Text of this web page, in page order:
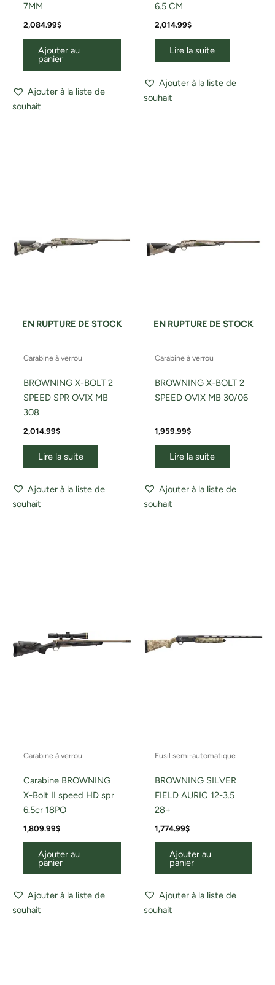
7MM
2,084.99$
Ajouter au
panier
Ajouter à la liste de
souhait
6.5 CM
2,014.99$
Lire la suite
Ajouter à la liste de
souhait
EN RUPTURE DE STOCK
Carabine à verrou
BROWNING X-BOLT 2
SPEED SPR OVIX MB
308
2,014.99$
Lire la suite
Ajouter à la liste de
souhait
EN RUPTURE DE STOCK
Carabine à verrou
BROWNING X-BOLT 2
SPEED OVIX MB 30/06
1,959.99$
Lire la suite
Ajouter à la liste de
souhait
Carabine à verrou
Carabine BROWNING
X-Bolt II speed HD spr
6.5cr 18PO
1,809.99$
Ajouter au
panier
Ajouter à la liste de
souhait
Fusil semi-automatique
BROWNING SILVER
FIELD AURIC 12-3.5
28+
1,774.99$
Ajouter au
panier
Ajouter à la liste de
souhait